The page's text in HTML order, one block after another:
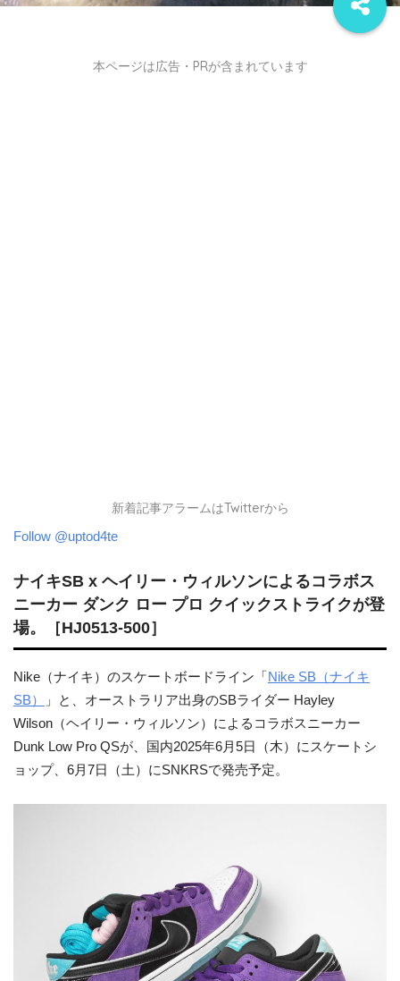
本ページは広告・PRが含まれています
新着記事アラームはTwitterから
Follow @uptod4te
ナイキSB x ヘイリー・ウィルソンによるコラボス
ニーカー ダンク ロー プロ クイックストライクが登
場。［HJ0513-500］
Nike（ナイキ）のスケートボードライン「 Nike SB（ナイキ
SB）
」と、オーストラリア出身のSBライダー Hayley
Wilson（ヘイリー・ウィルソン）によるコラボスニーカー
Dunk Low Pro QSが、国内2025年6月5日（木）にスケートシ
ョップ、6月7日（土）にSNKRSで発売予定。